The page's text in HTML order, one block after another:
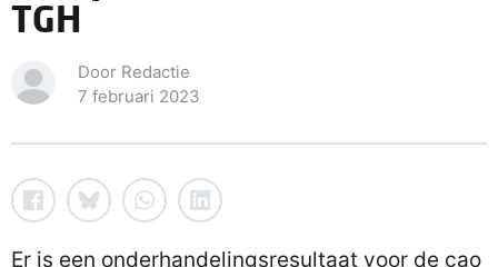
TGH
Door Redactie
7 februari 2023
Er is een onderhandelingsresultaat voor de cao